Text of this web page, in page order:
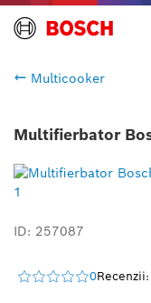
Multicooker
Multifierbator
ID: 257087
0